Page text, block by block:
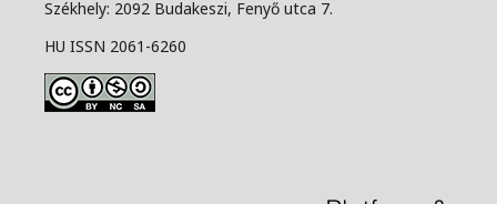
Székhely: 2092 Budakeszi, Fenyő utca 7.
HU ISSN 2061-6260